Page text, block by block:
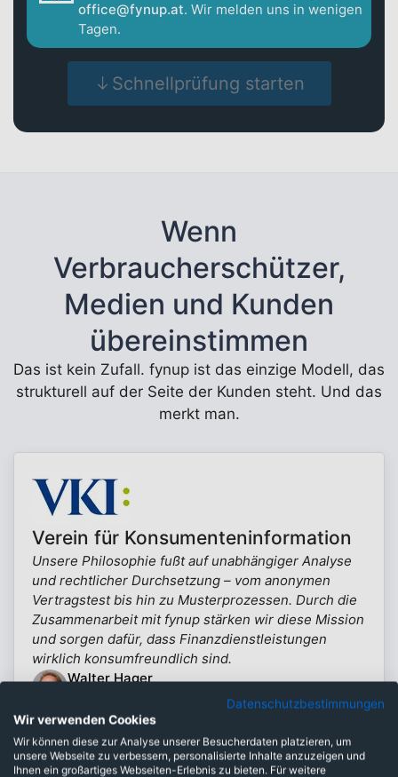
office@fynup.at. Wir melden uns in wenigen
Tagen.
Schnellprüfung starten
Wenn
Verbraucherschützer,
Medien und Kunden
übereinstimmen
Das ist kein Zufall. fynup ist das einzige Modell, das
strukturell auf der Seite der Kunden steht. Und das
merkt man.
Verein für Konsumenteninformation
Unsere Philosophie fußt auf unabhängiger Analyse
und rechtlicher Durchsetzung – vom anonymen
Vertragstest bis hin zu Musterprozessen. Durch die
Zusammenarbeit mit fynup stärken wir diese Mission
und sorgen dafür, dass Finanzdienstleistungen
wirklich konsumfreundlich sind.
Walter Hager
Experte Finanzdienstleistungen (VKI)
Mehr erfahren
Datenschutzbestimmungen
Wir verwenden Cookies
Wir können diese zur Analyse unserer Besucherdaten platzieren, um
unsere Webseite zu verbessern, personalisierte Inhalte anzuzeigen und
Ihnen ein großartiges Webseiten-Erlebnis zu bieten. Für weitere